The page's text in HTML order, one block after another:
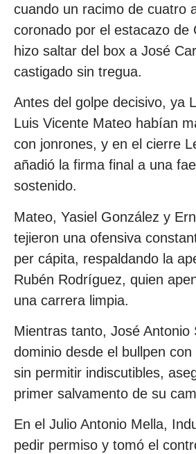
cuando un racimo de cuatro
coronado por el estacazo de
hizo saltar del box a José
castigado sin tregua.
Antes del golpe decisivo, ya
Luis Vicente Mateo habían
con jonrones, y en el cierre
añadió la firma final a una
sostenido.
Mateo, Yasiel González y
tejieron una ofensiva
per cápita, respaldando la
Rubén Rodríguez, quien
una carrera limpia.
Mientras tanto, José Antonio
dominio desde el bullpen
sin permitir indiscutibles,
primer salvamento de su
En el Julio Antonio Mella,
pedir permiso y tomó el